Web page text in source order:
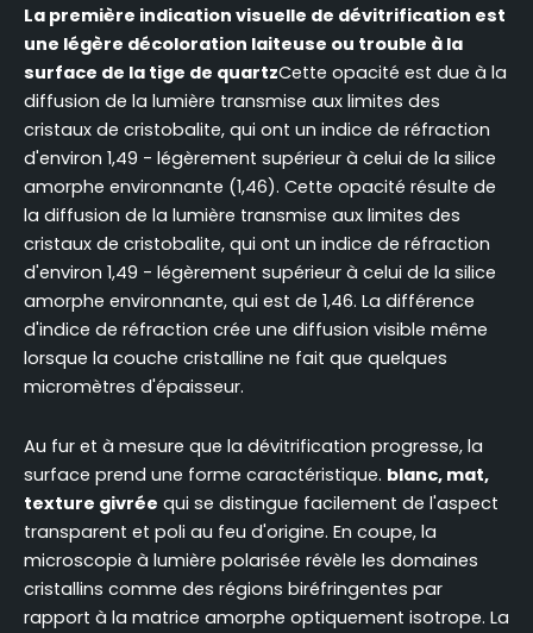
La première indication visuelle de dévitrification est
une légère décoloration laiteuse ou trouble à la
surface de la tige de quartzCette opacité est due à la
diffusion de la lumière transmise aux limites des
cristaux de cristobalite, qui ont un indice de réfraction
d'environ 1,49 - légèrement supérieur à celui de la silice
amorphe environnante (1,46). Cette opacité résulte de
la diffusion de la lumière transmise aux limites des
cristaux de cristobalite, qui ont un indice de réfraction
d'environ 1,49 - légèrement supérieur à celui de la silice
amorphe environnante, qui est de 1,46. La différence
d'indice de réfraction crée une diffusion visible même
lorsque la couche cristalline ne fait que quelques
micromètres d'épaisseur.
Au fur et à mesure que la dévitrification progresse, la
surface prend une forme caractéristique. blanc, mat,
texture givrée qui se distingue facilement de l'aspect
transparent et poli au feu d'origine. En coupe, la
microscopie à lumière polarisée révèle les domaines
cristallins comme des régions biréfringentes par
rapport à la matrice amorphe optiquement isotrope. La